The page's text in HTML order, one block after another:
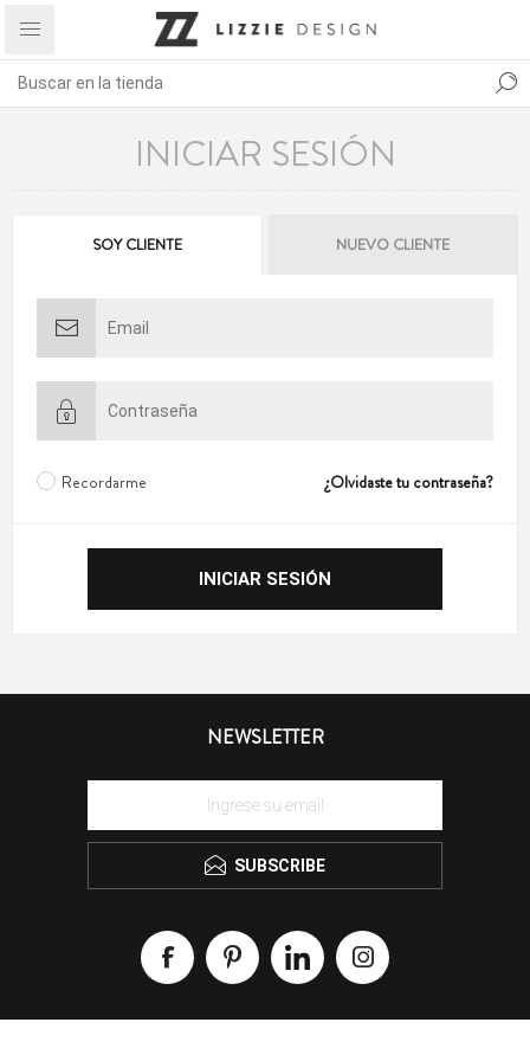
INICIAR SESIÓN
SOY CLIENTE NUEVO CLIENTE
Recordarme ¿Olvidaste tu contraseña?
NEWSLETTER
SUBSCRIBE